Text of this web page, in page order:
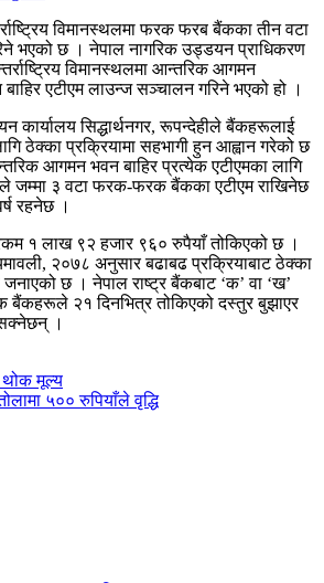
विमानस्थलमा फरक फरब बैंकका तीन वटा
भएको छ । नेपाल नागरिक उड्डयन प्राधिकरण
विमानस्थलमा आन्तरिक आगमन
एटीएम लाउन्ज सञ्चालन गरिने भएको हो ।
कार्यालय सिद्धार्थनगर, रूपन्देहीले बैंकहरूलाई
ठेक्का प्रक्रियामा सहभागी हुन आह्वान गरेको छ
आगमन भवन बाहिर प्रत्येक एटीएमका लागि
जम्मा ३ वटा फरक-फरक बैंकका एटीएम राखिनेछ
रहनेछ ।
१ लाख ९२ हजार ९६० रुपैयाँ तोकिएको छ ।
२०७८ अनुसार बढाबढ प्रक्रियाबाट ठेक्का
जनाएको छ । नेपाल राष्ट्र बैंकबाट ‘क’ वा ‘ख’
बैंकहरूले २१ दिनभित्र तोकिएको दस्तुर बुझाएर
।
मूल्य
५०० रुपियाँले वृद्धि